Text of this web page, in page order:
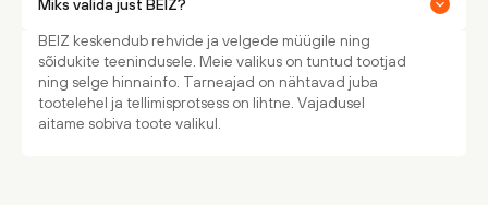
Miks valida just BEIZ?
BEIZ keskendub rehvide ja velgede müügile ning
sõidukite teenindusele. Meie valikus on tuntud tootjad
ning selge hinnainfo. Tarneajad on nähtavad juba
tootelehel ja tellimisprotsess on lihtne. Vajadusel
aitame sobiva toote valikul.